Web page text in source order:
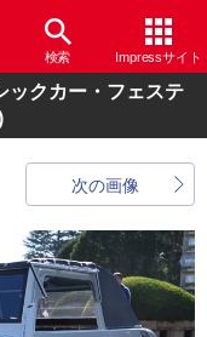
検索 Impressサイト
ックカー・フェステ
次の画像